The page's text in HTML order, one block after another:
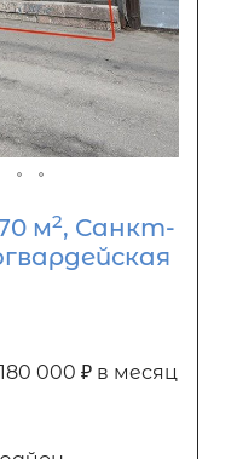
м2, Санкт-
000 ₽ в месяц